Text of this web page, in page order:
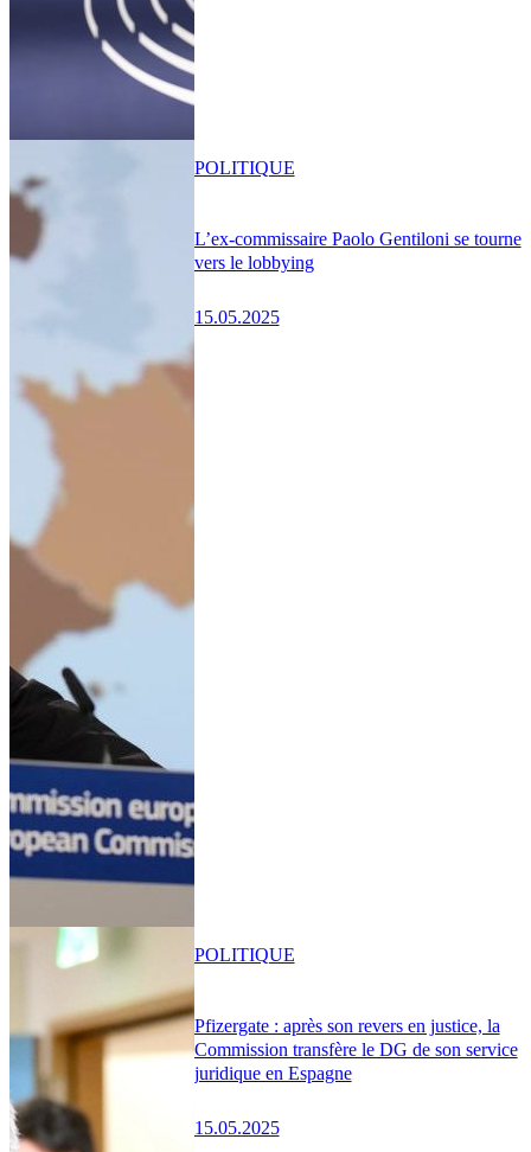
L’ex-commissaire Paolo Gentiloni se tourne
vers le lobbying
15.05.2025
POLITIQUE
Pfizergate : après son revers en justice, la
Commission transfère le DG de son service
juridique en Espagne
15.05.2025
POLITIQUE